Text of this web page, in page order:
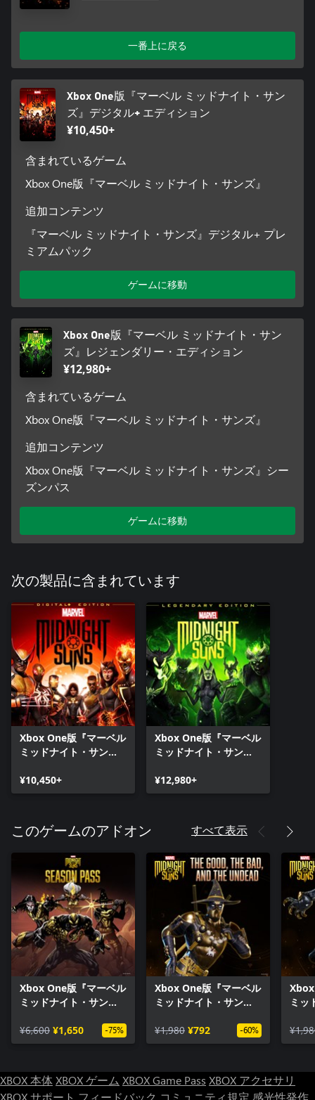
一番上に戻る
Xbox One版『マーベル ミッドナイト・サン
ズ』デジタル+ エディション
¥10,450+
含まれているゲーム
Xbox One版『マーベル ミッドナイト・サンズ』
追加コンテンツ
『マーベル ミッドナイト・サンズ』デジタル+ プレ
ミアムパック
ゲームに移動
Xbox One版『マーベル ミッドナイト・サン
ズ』レジェンダリー・エディション
¥12,980+
含まれているゲーム
Xbox One版『マーベル ミッドナイト・サンズ』
追加コンテンツ
Xbox One版『マーベル ミッドナイト・サンズ』シー
ズンパス
ゲームに移動
次の製品に含まれています
Xbox One版『マーベル
ミッドナイト・サン
ョン
¥10,450+
Xbox One版『マーベル
ミッドナイト・サン
エディション
¥12,980+
このゲームのアドオン すべて表示
Xbox One版『マーベル
ミッドナイト・サン
¥6,600 ¥1,650 -75%
Xbox One版『マーベル
ミッドナイト・サン
ンデッド」
¥1,980 ¥792 -60%
ミッ
XBOX 本体XBOX ゲーム XBOX Game Pass XBOX アクセサリ
XBOX サポート フィードバック コミュニティ規定 感光性発作